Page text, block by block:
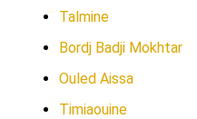
Talmine
Bordj Badji Mokhtar
Ouled Aissa
Timiaouine